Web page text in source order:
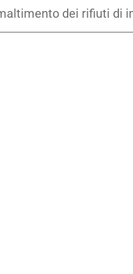
dei rifiuti di